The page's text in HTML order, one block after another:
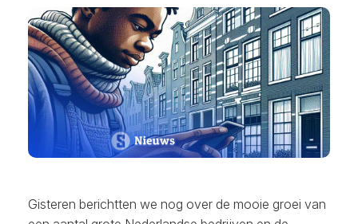
Gisteren berichtten we nog over de mooie groei van